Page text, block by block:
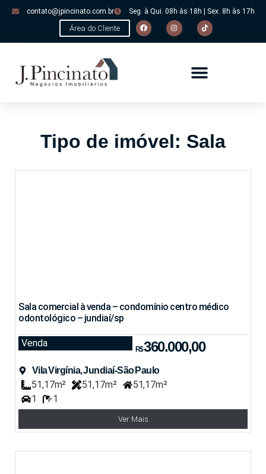
contato@jpincinato.com.br Seg. à Qui. 08h às 18h | Sex. 8h às 17h
Área do Cliente
Tipo de imóvel: Sala
Sala comercial à venda – condomínio centro médico
odontológico – jundiaí/sp
Venda
R$360.000,00
Vila Virgínia, Jundiaí-São Paulo
51,17m² 51,17m²
51,17m²
1
1
Ver Mais